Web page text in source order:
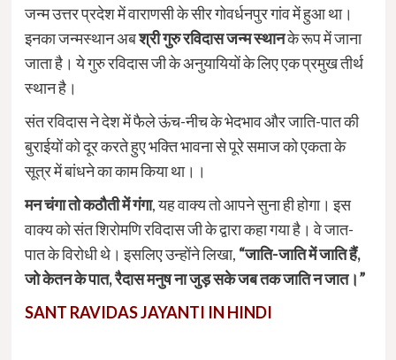
जन्म उत्तर प्रदेश में वाराणसी के सीर गोवर्धनपुर गांव में हुआ था।
इनका जन्मस्थान अबश्री गुरु रविदास जन्म स्थानके रूप में जाना
जाता है। ये गुरु रविदास जी के अनुयायियों के लिए एक प्रमुख तीर्थ
स्थान है।
संत रविदास ने देश में फैले ऊंच-नीच के भेदभाव और जाति-पात की
बुराईयों को दूर करते हुए भक्ति भावना से पूरे समाज को एकता के
सूत्र में बांधने का काम किया था।।
मन चंगा तो कठौती में गंगा, यह वाक्य तो आपने सुना ही होगा। इस
वाक्य को संत शिरोमणि रविदास जी के द्वारा कहा गया है। वे जात-
पात के विरोधी थे। इसलिए उन्होंने लिखा, “जाति-जाति में जाति हैं,
जो केतन के पात, रैदास मनुष ना जुड़ सके जब तक जाति न जात।”
SANT RAVIDAS JAYANTI IN HINDI